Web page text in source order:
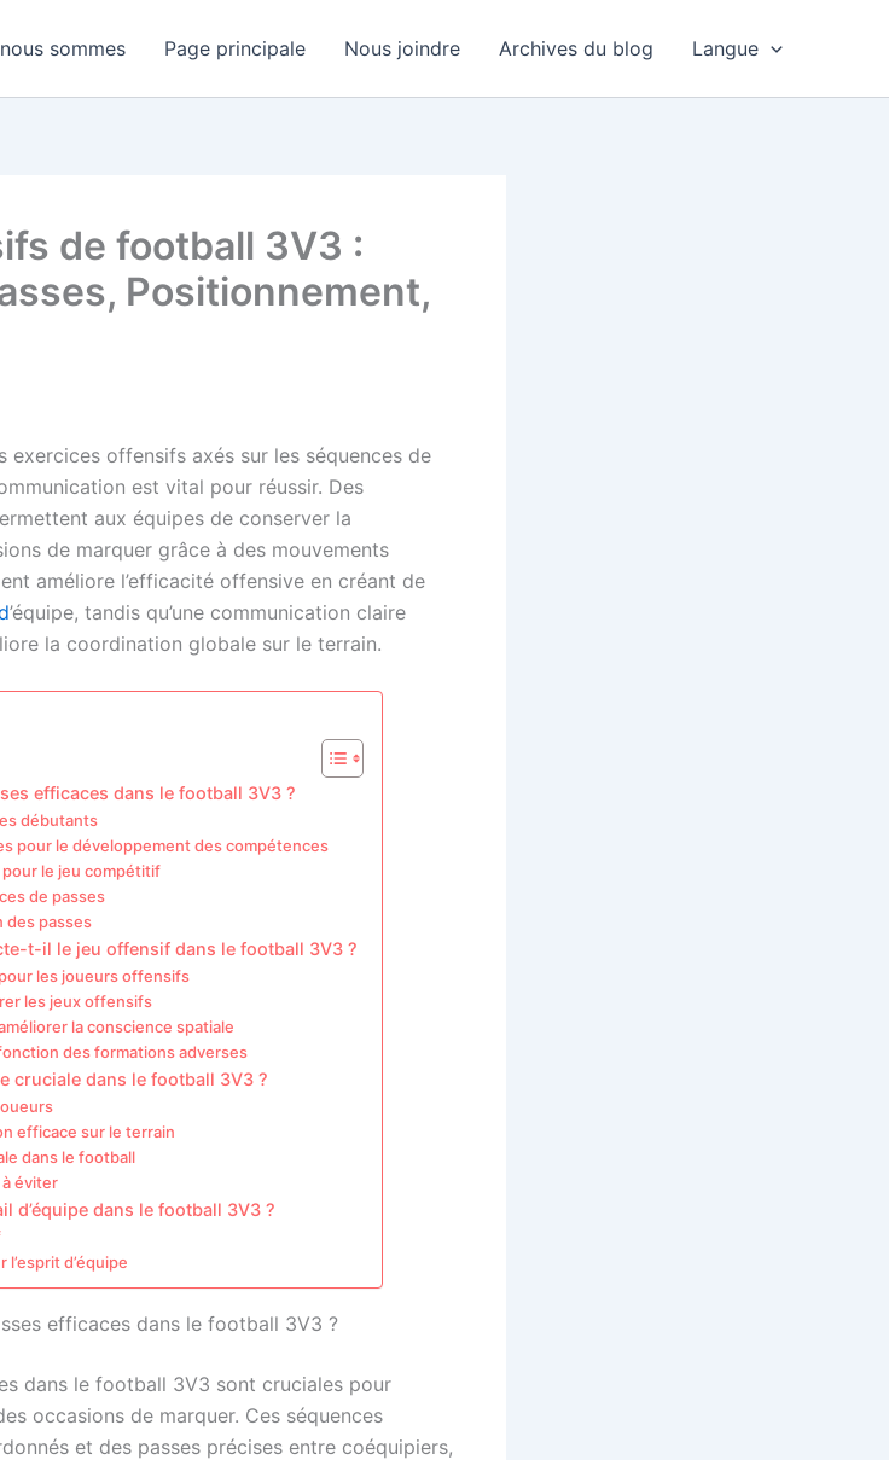
sommes Page principale Nous joindre Archives du blog Langue
de football 3V3 :
Positionnement,
exercices offensifs axés sur les séquences de
est vital pour réussir. Des
aux équipes de conserver la
de marquer grâce à des mouvements
améliore l’efficacité offensive en créant de
’équipe, tandis qu’une communication claire
la coordination globale sur le terrain.
efficaces dans le football 3V3 ?
débutants
pour le développement des compétences
le jeu compétitif
de passes
des passes
t-il le jeu offensif dans le football 3V3 ?
les joueurs offensifs
les jeux offensifs
la conscience spatiale
des formations adverses
cruciale dans le football 3V3 ?
efficace sur le terrain
dans le football
éviter
d’équipe dans le football 3V3 ?
d’équipe
efficaces dans le football 3V3 ?
dans le football 3V3 sont cruciales pour
occasions de marquer. Ces séquences
et des passes précises entre coéquipiers,